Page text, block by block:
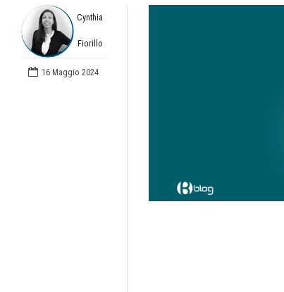
Cynthia
Fiorillo
16 Maggio 2024